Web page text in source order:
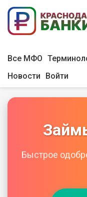
Все МФО
Новости
Войти
Быстрое